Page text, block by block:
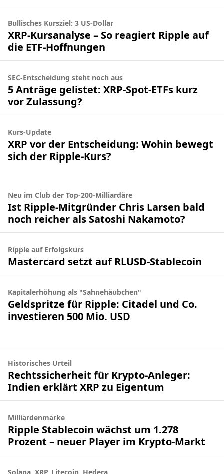
Bullisches Kursziel: 3 US-Dollar
XRP-Kursanalyse – So reagiert Ripple auf
die ETF-Hoffnungen
SEC-Entscheidung steht noch aus
5 Anträge gelistet: XRP-Spot-ETFs kurz
vor Zulassung?
Kurs-Update
XRP vor der Entscheidung: Wohin bewegt
sich der Ripple-Kurs?
Neu im Club der Top-200-Milliardäre
Ist Ripple-Mitgründer Chris Larsen bald
noch reicher als Satoshi Nakamoto?
Ripple auf Erfolgskurs
Mastercard setzt auf RLUSD-Stablecoin
Kapitalerhöhung als "Sahnehäubchen"
Geldspritze für Ripple: Citadel und Co.
investieren 500 Mio. USD
Historisches Urteil
Rechtssicherheit für Krypto-Anleger:
Indien erklärt XRP zu Eigentum
Milliardenmarke
Ripple Stablecoin wächst um 1.278
Prozent – neuer Player im Krypto-Markt